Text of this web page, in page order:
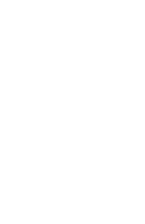
ンター
ビス
ついて
ト カテ
ト セット
クラップ株式会社の採用情報
グループ）の採用情報
グループ）の会社概要
いうこと）
ーリー
ミー